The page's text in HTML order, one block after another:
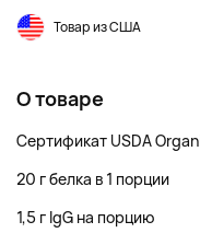
Товар из США
О товаре
Сертификат USDA
20 г белка в 1 порции
1,5 г lgG на порцию